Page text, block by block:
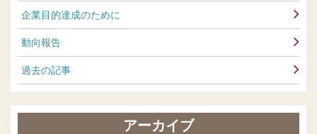
企業目的達成のために
動向報告
過去の記事
アーカイブ